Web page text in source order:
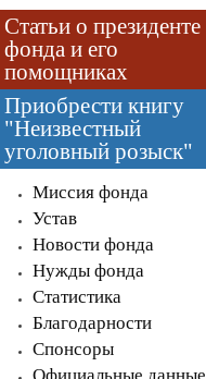
Статьи о президенте
фонда и его
помощниках
Приобрести книгу
"Неизвестный
уголовный розыск"
Миссия фонда
Устав
Новости фонда
Нужды фонда
Статистика
Благодарности
Спонсоры